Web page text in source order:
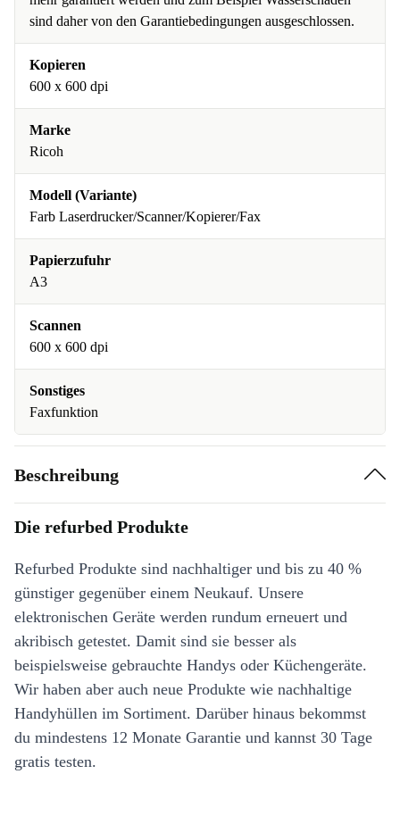
sind daher von den Garantiebedingungen ausgeschlossen.
Kopieren
600 x 600 dpi
Marke
Ricoh
Modell (Variante)
Farb Laserdrucker/Scanner/Kopierer/Fax
Papierzufuhr
A3
Scannen
600 x 600 dpi
Sonstiges
Faxfunktion
Beschreibung
Die refurbed Produkte
Refurbed Produkte sind nachhaltiger und bis zu 40 %
günstiger gegenüber einem Neukauf. Unsere
elektronischen Geräte werden rundum erneuert und
akribisch getestet. Damit sind sie besser als
beispielsweise gebrauchte Handys oder Küchengeräte.
Wir haben aber auch neue Produkte wie nachhaltige
Handyhüllen im Sortiment. Darüber hinaus bekommst
du mindestens 12 Monate Garantie und kannst 30 Tage
gratis testen.